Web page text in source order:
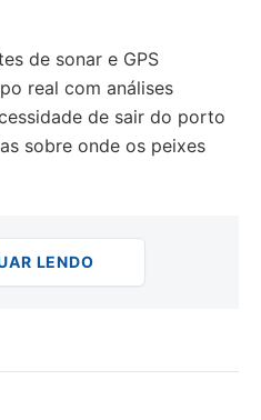
de sonar e GPS
real com análises
de sair do porto
sobre onde os peixes
LENDO